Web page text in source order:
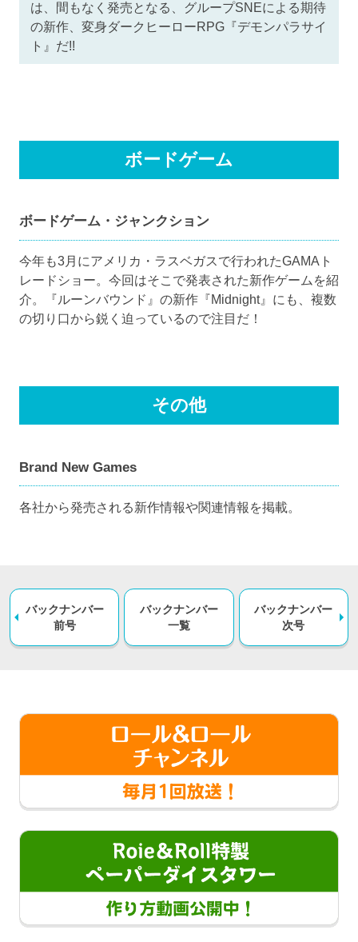
は、間もなく発売となる、グループSNEによる期待
の新作、変身ダークヒーローRPG『デモンパラサイ
ト』だ!!
ボードゲーム
ボードゲーム・ジャンクション
今年も3月にアメリカ・ラスベガスで行われたGAMAト
レードショー。今回はそこで発表された新作ゲームを紹
介。『ルーンバウンド』の新作『Midnight』にも、複数
の切り口から鋭く迫っているので注目だ！
その他
Brand New Games
各社から発売される新作情報や関連情報を掲載。
バックナンバー
前号
バックナンバー
一覧
バックナンバー
次号